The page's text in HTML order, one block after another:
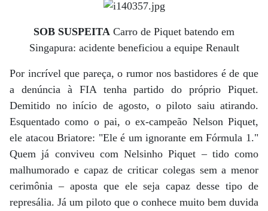
SOB SUSPEITA Carro de Piquet batendo em
Singapura: acidente beneficiou a equipe Renault
Por incrível que pareça, o rumor nos bastidores é de que
a denúncia à FIA tenha partido do próprio Piquet.
Demitido no início de agosto, o piloto saiu atirando.
Esquentado como o pai, o ex-campeão Nelson Piquet,
ele atacou Briatore: "Ele é um ignorante em Fórmula 1."
Quem já conviveu com Nelsinho Piquet – tido como
malhumorado e capaz de criticar colegas sem a menor
cerimônia – aposta que ele seja capaz desse tipo de
represália. Já um piloto que o conhece muito bem duvida